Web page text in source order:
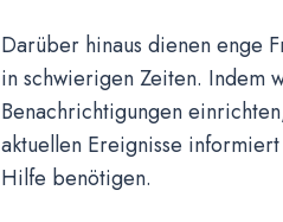
Darüber hinaus dienen enge
in schwierigen Zeiten. Indem
Benachrichtigungen
aktuellen Ereignisse
Hilfe benötigen.